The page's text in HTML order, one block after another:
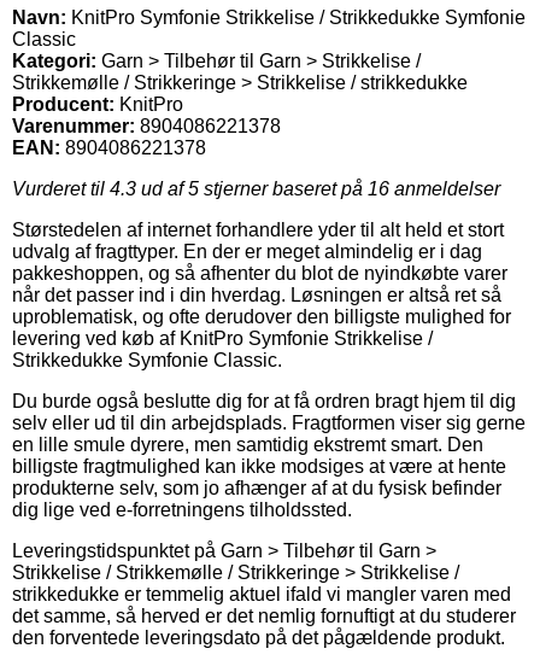
Navn: KnitPro Symfonie Strikkelise / Strikkedukke Symfonie
Classic
Kategori: Garn > Tilbehør til Garn > Strikkelise /
Strikkemølle / Strikkeringe > Strikkelise / strikkedukke
Producent: KnitPro
Varenummer: 8904086221378
EAN: 8904086221378
Vurderet til 4.3 ud af 5 stjerner baseret på 16 anmeldelser
Størstedelen af internet forhandlere yder til alt held et stort
udvalg af fragttyper. En der er meget almindelig er i dag
pakkeshoppen, og så afhenter du blot de nyindkøbte varer
når det passer ind i din hverdag. Løsningen er altså ret så
uproblematisk, og ofte derudover den billigste mulighed for
levering ved køb af KnitPro Symfonie Strikkelise /
Strikkedukke Symfonie Classic.
Du burde også beslutte dig for at få ordren bragt hjem til dig
selv eller ud til din arbejdsplads. Fragtformen viser sig gerne
en lille smule dyrere, men samtidig ekstremt smart. Den
billigste fragtmulighed kan ikke modsiges at være at hente
produkterne selv, som jo afhænger af at du fysisk befinder
dig lige ved e-forretningens tilholdssted.
Leveringstidspunktet på Garn > Tilbehør til Garn >
Strikkelise / Strikkemølle / Strikkeringe > Strikkelise /
strikkedukke er temmelig aktuel ifald vi mangler varen med
det samme, så herved er det nemlig fornuftigt at du studerer
den forventede leveringsdato på det pågældende produkt.